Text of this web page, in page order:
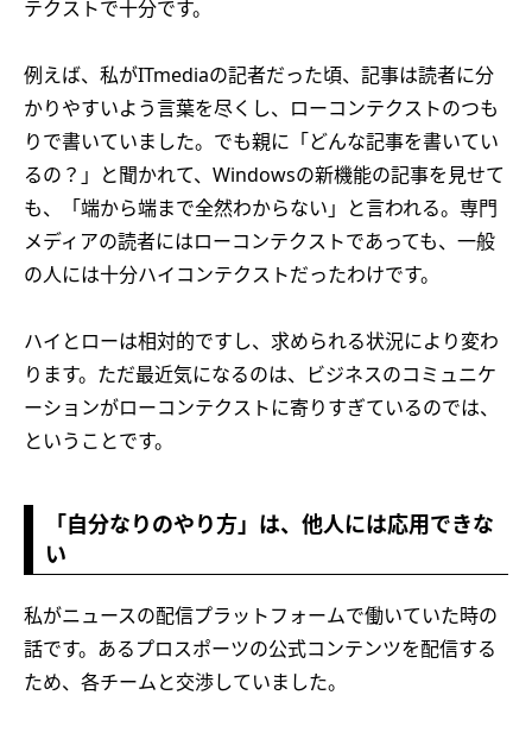
テクストで十分です。
例えば、私がITmediaの記者だった頃、記事は読者に分
かりやすいよう言葉を尽くし、ローコンテクストのつも
りで書いていました。でも親に「どんな記事を書いてい
るの？」と聞かれて、Windowsの新機能の記事を見せて
も、「端から端まで全然わからない」と言われる。専門
メディアの読者にはローコンテクストであっても、一般
の人には十分ハイコンテクストだったわけです。
ハイとローは相対的ですし、求められる状況により変わ
ります。ただ最近気になるのは、ビジネスのコミュニケ
ーションがローコンテクストに寄りすぎているのでは、
ということです。
「自分なりのやり方」は、他人には応用できな
い
私がニュースの配信プラットフォームで働いていた時の
話です。あるプロスポーツの公式コンテンツを配信する
ため、各チームと交渉していました。